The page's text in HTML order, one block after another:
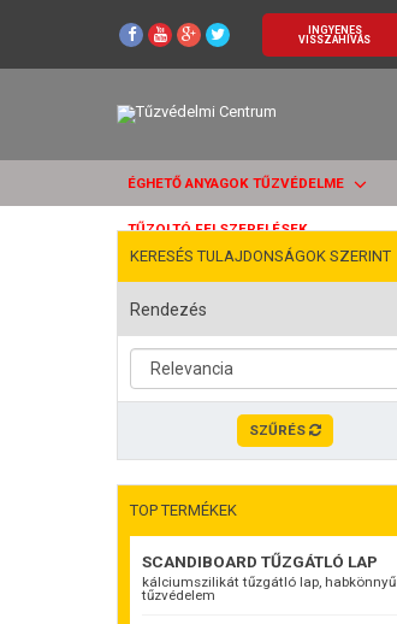
INGYENES
VISSZAHÍVÁS
ÉGHETŐ ANYAGOK TŰZVÉDELME
TŰZOLTÓ FELSZERELÉSEK
KERESÉS TULAJDONSÁGOK SZERINT
Rendezés
SZŰRÉS
TOP TERMÉKEK
SCANDIBOARD TŰZGÁTLÓ LAP
kálciumszilikát tűzgátló lap, habkönnyű
tűzvédelem